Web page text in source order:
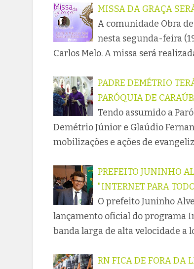
MISSA DA GRAÇA
A comunidade Obra
nesta segunda-feira
Carlos Melo. A missa será
PADRE DEMÉTRIO
PARÓQUIA DE
Tendo assumido a
Demétrio Júnior e Glaúdio
mobilizações e ações de
PREFEITO JUNINHO
"INTERNET PARA
O prefeito Juninho
lançamento oficial do programa
banda larga de alta velocidade a
RN FICA DE FORA DA